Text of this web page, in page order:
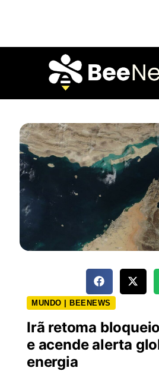
MUNDO | BEENEWS
Irã retoma
e acende alerta
energia